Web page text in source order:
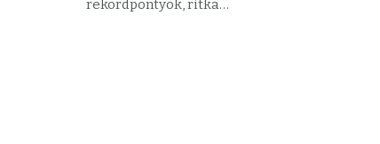
rekordpontyok, ritka…